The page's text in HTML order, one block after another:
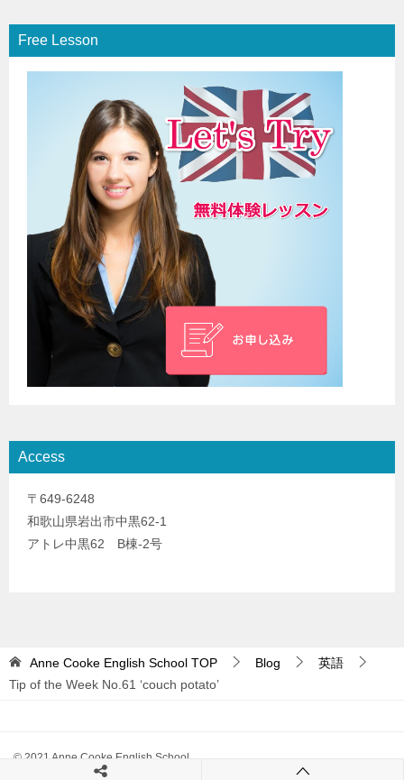
Free Lesson
Access
〒649-6248
和歌山県岩出市中黒62-1
アトレ中黒62 B棟-2号
Anne Cooke English School TOP Blog
英語
Tip of the Week No.61 ‘couch potato’
© 2021 Anne Cooke English School